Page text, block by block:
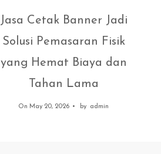
Jasa Cetak Banner Jadi
Solusi Pemasaran Fisik
yang Hemat Biaya dan
Tahan Lama
On May 20, 2026 by admin